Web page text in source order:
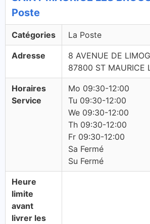
Poste
Catégories La Poste
Adresse
8 AVENUE DE
87800 ST MAURICE
Horaires
Service
Mo 09:30-12:00
Tu 09:30-12:00
We 09:30-12:00
Th 09:30-12:00
Fr 09:30-12:00
Sa Fermé
Su Fermé
Heure
limite
avant
livrer les